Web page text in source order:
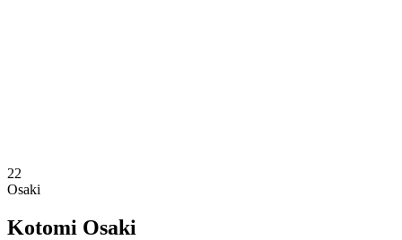
22
Osaki
Kotomi Osaki